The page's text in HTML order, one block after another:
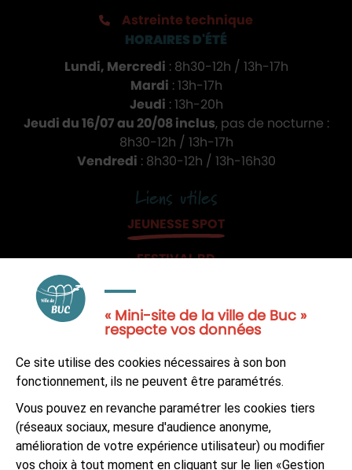
« Mini-site de la ville de Buc »
respecte vos données
Ce site utilise des cookies nécessaires à son bon
fonctionnement, ils ne peuvent être paramétrés.
Vous pouvez en revanche paramétrer les cookies tiers
(réseaux sociaux, mesure d'audience anonyme,
amélioration de votre expérience utilisateur) ou modifier
vos choix à tout moment en cliquant sur le lien «Gestion
Astreinte technique
HORAIRES D'ÉTÉ
Lundi, Mercredi : 8h30-12h / 13h-17h
Mardi : 13h-17h
Jeudi : 13h-20h
Jeudi du 16/07 au 20/08 inclus, pas de nocturne :
8h30-12h / 13h-17h
Vendredi : 8h30-12h / 13h-16h30
Liens utiles
JEUNESSE SPOT
FESTIVAL BD
JE PARTICIPE
S'ABONNER À LA NEWSLETTER